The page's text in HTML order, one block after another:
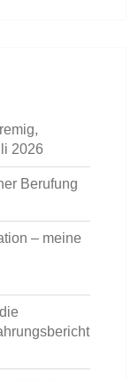
2026
Berufung
– meine